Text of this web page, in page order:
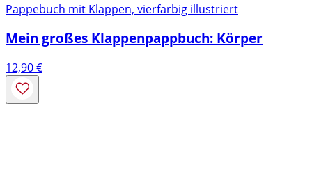
Pappebuch mit Klappen, vierfarbig illustriert
Mein großes Klappenpappbuch: Körper
12,90€